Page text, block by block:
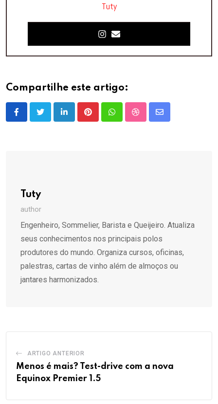
Tuty
Compartilhe este artigo:
LinkedInPinterestWhatsappStumbleUpon
Share
Tuty
author
Engenheiro, Sommelier, Barista e Queijeiro. Atualiza
seus conhecimentos nos principais polos
produtores do mundo. Organiza cursos, oficinas,
palestras, cartas de vinho além de almoços ou
jantares harmonizados.
ARTIGO ANTERIOR
Menos é mais? Test-drive com a nova
Equinox Premier 1.5